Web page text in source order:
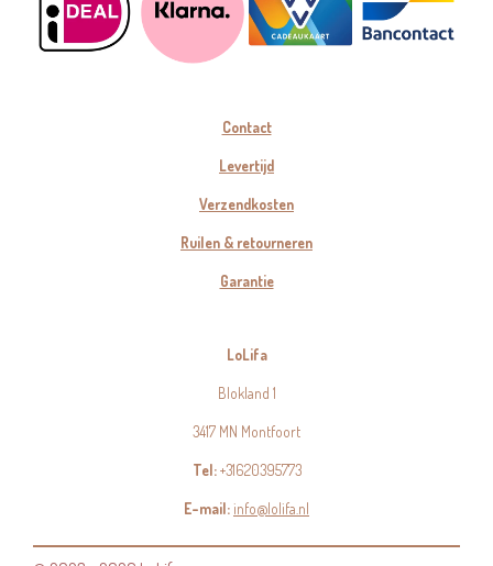
Contact
Levertijd
Verzendkosten
Ruilen & retourneren
Garantie
LoLifa
Blokland 1
3417 MN Montfoort
Tel:+31620395773
E-mail:info@lolifa.nl